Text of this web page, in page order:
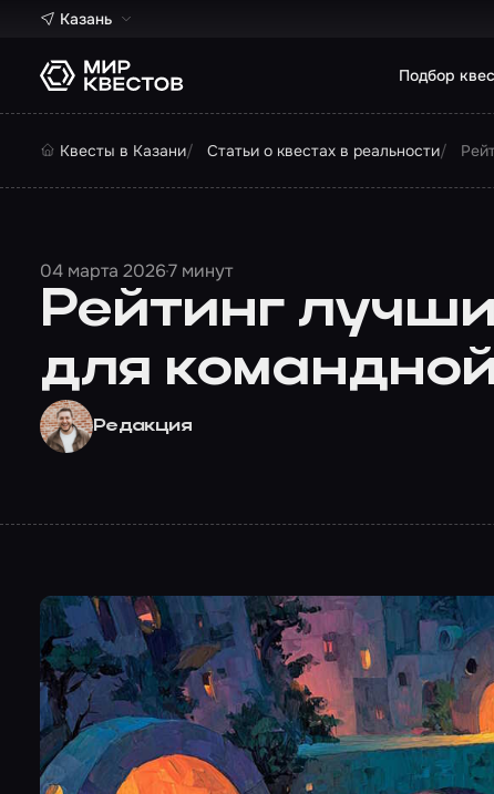
Казань
Подбор
Квесты в Казани Статьи о квестах в реальности
04 марта 20267 минут
Рейтинг
для
Редакция